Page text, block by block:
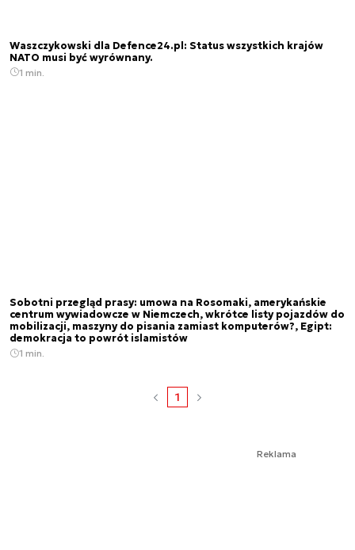
Waszczykowski dla Defence24.pl: Status wszystkich krajów
NATO musi być wyrównany.
1 min.
Sobotni przegląd prasy: umowa na Rosomaki, amerykańskie
centrum wywiadowcze w Niemczech, wkrótce listy pojazdów do
mobilizacji, maszyny do pisania zamiast komputerów?, Egipt:
demokracja to powrót islamistów
1 min.
1
Reklama